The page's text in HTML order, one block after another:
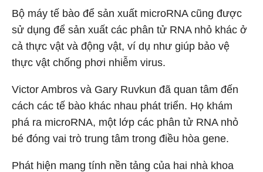
Bộ máy tế bào để sản xuất microRNA cũng được
sử dụng để sản xuất các phân tử RNA nhỏ khác ở
cả thực vật và động vật, ví dụ như giúp bảo vệ
thực vật chống phơi nhiễm virus.
Victor Ambros và Gary Ruvkun đã quan tâm đến
cách các tế bào khác nhau phát triển. Họ khám
phá ra microRNA, một lớp các phân tử RNA nhỏ
bé đóng vai trò trung tâm trong điều hòa gene.
Phát hiện mang tính nền tảng của hai nhà khoa